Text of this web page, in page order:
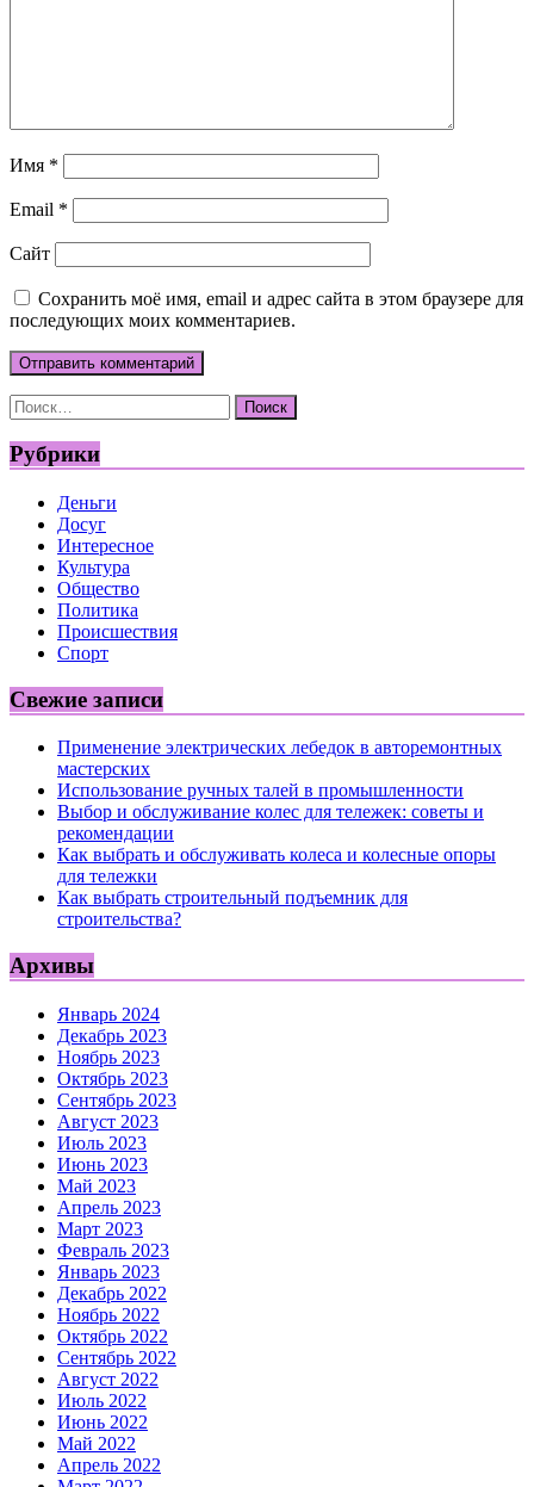
Имя *
Email *
Сайт
Сохранить моё имя, email и адрес сайта в этом браузере для
последующих моих комментариев.
Найти:
Рубрики
Деньги
Досуг
Интересное
Культура
Общество
Политика
Происшествия
Спорт
Свежие записи
Применение электрических лебедок в авторемонтных
мастерских
Использование ручных талей в промышленности
Выбор и обслуживание колес для тележек: советы и
рекомендации
Как выбрать и обслуживать колеса и колесные опоры
для тележки
Как выбрать строительный подъемник для
строительства?
Архивы
Январь 2024
Декабрь 2023
Ноябрь 2023
Октябрь 2023
Сентябрь 2023
Август 2023
Июль 2023
Июнь 2023
Май 2023
Апрель 2023
Март 2023
Февраль 2023
Январь 2023
Декабрь 2022
Ноябрь 2022
Октябрь 2022
Сентябрь 2022
Август 2022
Июль 2022
Июнь 2022
Май 2022
Апрель 2022